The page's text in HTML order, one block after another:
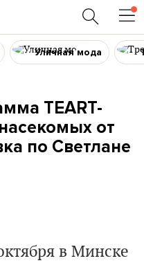
Уличная мода
TEART-
от
по Светлане
в Минске